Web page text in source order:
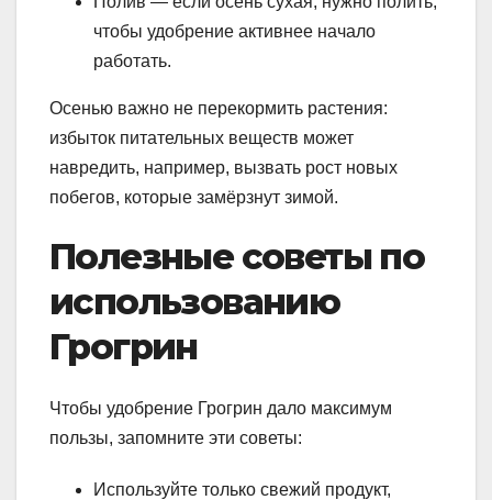
чтобы удобрение активнее начало
работать.
Осенью важно не перекормить растения:
избыток питательных веществ может
навредить, например, вызвать рост новых
побегов, которые замёрзнут зимой.
Полезные советы по
использованию
Грогрин
Чтобы удобрение Грогрин дало максимум
пользы, запомните эти советы:
Используйте только свежий продукт,